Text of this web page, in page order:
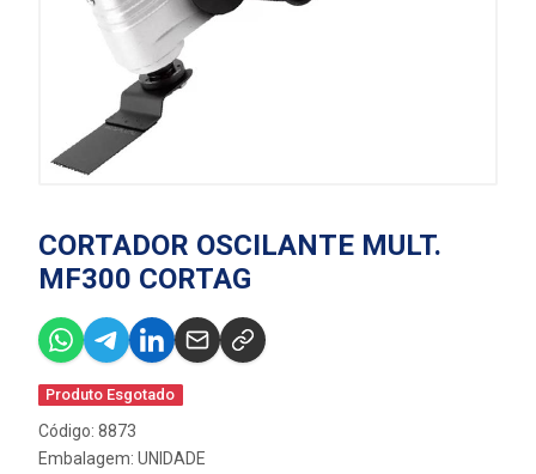
CORTADOR OSCILANTE MULT.
MF300 CORTAG
Produto Esgotado
Código: 8873
Embalagem: UNIDADE